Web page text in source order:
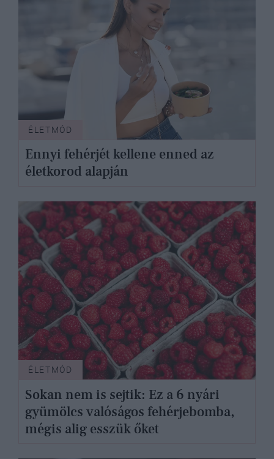
ÉLETMÓD
Ennyi fehérjét kellene enned az
életkorod alapján
ÉLETMÓD
Sokan nem is sejtik: Ez a 6 nyári
gyümölcs valóságos fehérjebomba,
mégis alig esszük őket